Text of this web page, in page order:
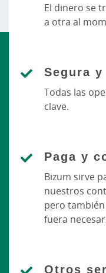
El dinero se
a otra al
Segura
Todas las
clave.
Paga y
Bizum sirve
nuestros
pero
fuera
Otros